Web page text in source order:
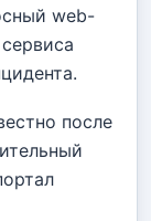
web-
после